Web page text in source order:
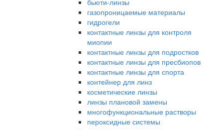
бьюти-линзы
газопроницаемые материалы
гидрогели
контактные линзы для контроля
миопии
контактные линзы для подростков
контактные линзы для пресбиопов
контактные линзы для спорта
контейнер для линз
косметические линзы
линзы плановой замены
многофункциональные растворы
пероксидные системы